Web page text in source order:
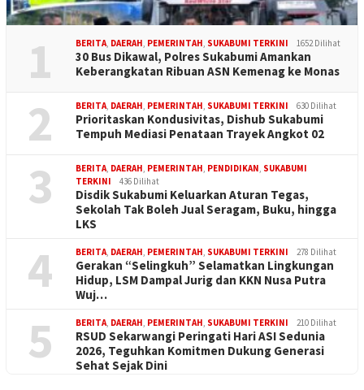
1 BERITA, DAERAH, PEMERINTAH, SUKABUMI TERKINI 1652 Dilihat
30 Bus Dikawal, Polres Sukabumi Amankan
Keberangkatan Ribuan ASN Kemenag ke Monas
2 BERITA, DAERAH, PEMERINTAH, SUKABUMI TERKINI 630 Dilihat
Prioritaskan Kondusivitas, Dishub Sukabumi
Tempuh Mediasi Penataan Trayek Angkot 02
3 BERITA, DAERAH, PEMERINTAH, PENDIDIKAN, SUKABUMI
TERKINI
436 Dilihat
Disdik Sukabumi Keluarkan Aturan Tegas,
Sekolah Tak Boleh Jual Seragam, Buku, hingga
LKS
4 BERITA, DAERAH, PEMERINTAH, SUKABUMI TERKINI 278 Dilihat
Gerakan “Selingkuh” Selamatkan Lingkungan
Hidup, LSM Dampal Jurig dan KKN Nusa Putra
Wuj…
5 BERITA, DAERAH, PEMERINTAH, SUKABUMI TERKINI 210 Dilihat
RSUD Sekarwangi Peringati Hari ASI Sedunia
2026, Teguhkan Komitmen Dukung Generasi
Sehat Sejak Dini